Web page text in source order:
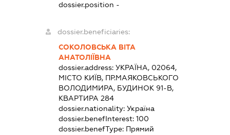
dossier.position -
dossier.beneficiaries:
СОКОЛОВСЬКА ВІТА
АНАТОЛІЇВНА
dossier.address:УКРАЇНА, 02064,
МІСТО КИЇВ, ПР.МАЯКОВСЬКОГО
ВОЛОДИМИРА, БУДИНОК 91-В,
КВАРТИРА 284
dossier.nationality:Україна
dossier.benefInterest:100
dossier.benefType: Прямий